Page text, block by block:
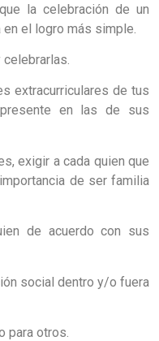
la celebración de un
el logro más simple.
extracurriculares de tus
en las de sus
exigir a cada quien que
de ser familia
de acuerdo con sus
social dentro y/o fuera
para otros.